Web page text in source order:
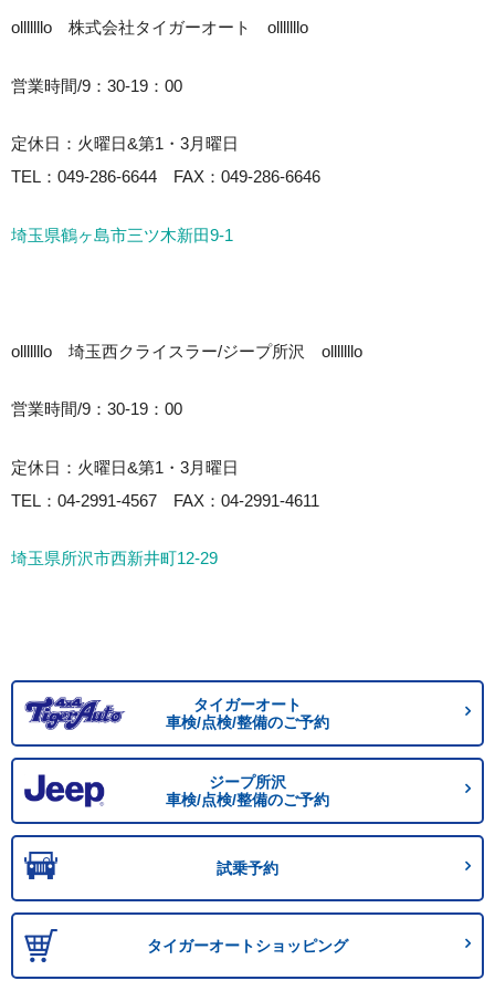
olllllllo 株式会社タイガーオート olllllllo
営業時間/9：30-19：00
定休日：火曜日&第1・3月曜日
TEL：049-286-6644 FAX：049-286-6646
埼玉県鶴ヶ島市三ツ木新田9-1
olllllllo 埼玉西クライスラー/ジープ所沢 olllllllo
営業時間/9：30-19：00
定休日：火曜日&第1・3月曜日
TEL：04-2991-4567 FAX：04-2991-4611
埼玉県所沢市西新井町12-29
タイガーオート
車検/点検/整備のご予約
ジープ所沢
車検/点検/整備のご予約
試乗予約
タイガーオートショッピング